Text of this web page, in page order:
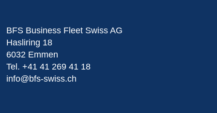
BFS Business Fleet Swiss AG
Hasliring 18
6032 Emmen
Tel. +41 41 269 41 18
info@bfs-swiss.ch